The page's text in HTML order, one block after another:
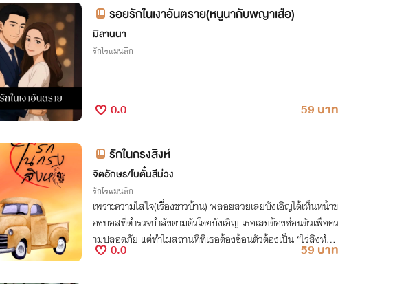
รอยรักในเงาอันตราย(หนูนากับพญาเสือ)
มิลานนา
รักโรแมนติก
0.0 59 บาท
รักในกรงสิงห์
จิตอักษร/โบตั๋นสีม่วง
รักโรแมนติก
เพราะความใส่ใจ(เรื่องชาวบ้าน) พลอยสวยเลยบังเอิญได้เห็นหน้าข
องบอสที่ตำรวจกำลังตามตัวโดยบังเอิญ เธอเลยต้องซ่อนตัวเพื่อคว
ามปลอดภัย แต่ทำไมสถานที่ที่เธอต้องซ้อนตัวต้องเป็น “ไร่สิงห์ศิล
า” ไร่ของแฟนเก่าเธอ
0.0 59 บาท